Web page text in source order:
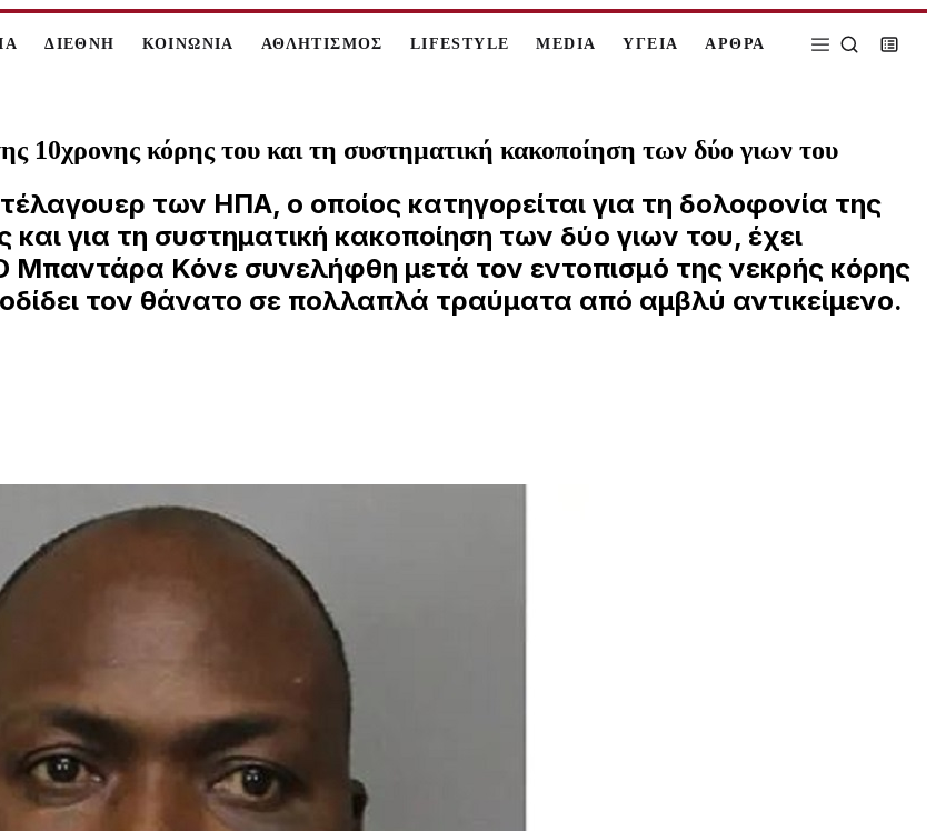
ΔΙΕΘΝΗ ΚΟΙΝΩΝΙΑ ΑΘΛΗΤΙΣΜΟΣ LIFESTYLE MEDIA ΥΓΕΙΑ ΑΡΘΡΑ
10χρονης κόρης του και τη συστηματική κακοποίηση των δύο γιων του
των ΗΠΑ, ο οποίος κατηγορείται για τη δολοφονία της
για τη συστηματική κακοποίηση των δύο γιων του, έχει
Μπαντάρα Κόνε συνελήφθη μετά τον εντοπισμό της νεκρής κόρης
τον θάνατο σε πολλαπλά τραύματα από αμβλύ αντικείμενο.